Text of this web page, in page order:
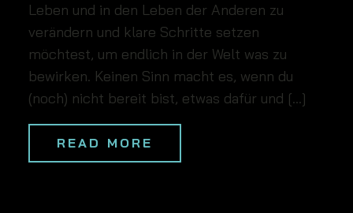
Leben und in den Leben der Anderen zu
verändern und klare Schritte setzen
möchtest, um endlich in der Welt was zu
bewirken. Keinen Sinn macht es, wenn du
(noch) nicht bereit bist, etwas dafür und […]
READ MORE